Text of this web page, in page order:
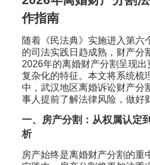
作指南
随着《民法典》实施进入第六
的司法实践日趋成熟，财产分
2026年的离婚财产分割呈现
复杂化的特征。本文将系统梳
中，武汉地区离婚诉讼财产分
事人提前了解法律风险，做好
一、房产分割：从权属认定
析
房产始终是离婚财产分割的重